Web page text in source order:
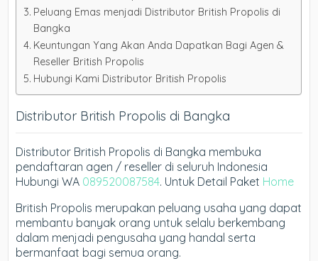
Peluang Emas menjadi Distributor British Propolis di
Bangka
Keuntungan Yang Akan Anda Dapatkan Bagi Agen &
Reseller British Propolis
Hubungi Kami Distributor British Propolis
Distributor British Propolis di Bangka
Distributor British Propolis di Bangka membuka
pendaftaran agen / reseller di seluruh Indonesia
Hubungi WA 089520087584. Untuk Detail Paket Home
British Propolis merupakan peluang usaha yang dapat
membantu banyak orang untuk selalu berkembang
dalam menjadi pengusaha yang handal serta
bermanfaat bagi semua orang.